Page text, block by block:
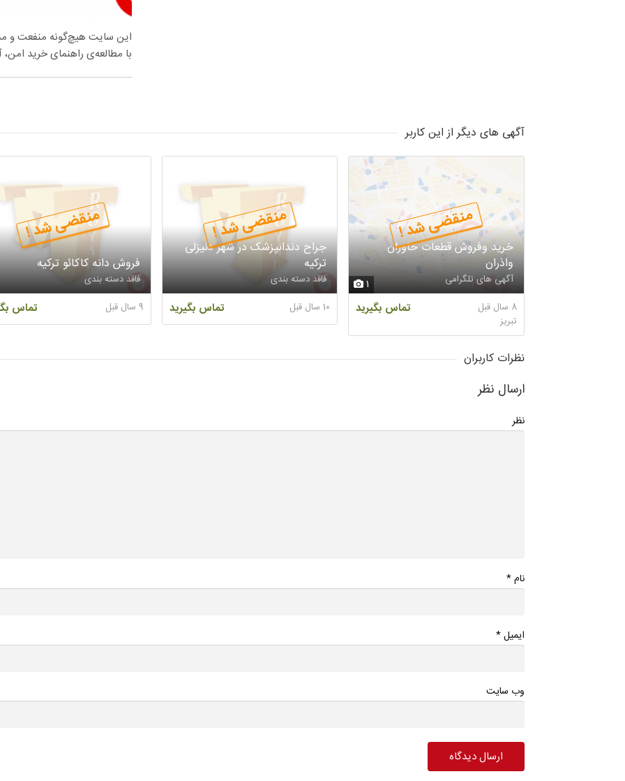
این سایت هیچ‌گونه منفعت و
با مطالعه‌ی راهنمای خرید امن،
آگهی های دیگر از این کاربر
1
منقضی شد !
خرید وفروش قطعات خاوران
واذران
آگهی های تلگرامی
تماس بگیرید
8 سال قبل
تبریز
منقضی شد !
جراح دندانپزشک در شهر دنیزلی
ترکیه
فاقد دسته بندی
تماس بگیرید 10 سال قبل
منقضی شد !
فروش دانه کاکائو ترکیه
فاقد دسته بندی
تماس 9 سال قبل
نظرات کاربران
ارسال نظر
نظر
نام*
ایمیل*
وب سایت